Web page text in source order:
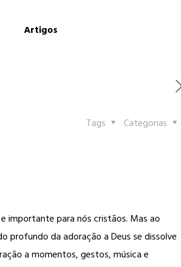
Artigos
Categorias
Tags
importante para nós cristãos. Mas ao
profundo da adoração a Deus se dissolve
a momentos, gestos, música e